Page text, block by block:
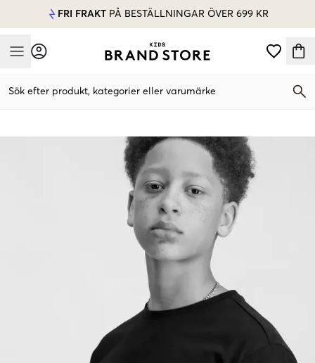
FRI FRAKT PÅ BESTÄLLNINGAR ÖVER 699 KR
Mobile Menu
Sök efter produkt, kategorier eller varumärke